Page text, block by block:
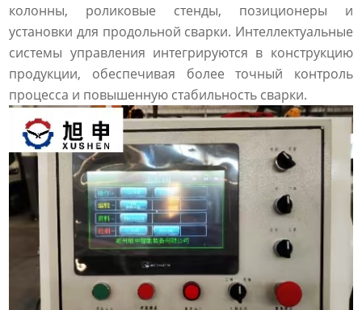
колонны, роликовые стенды, позиционеры и
установки для продольной сварки. Интеллектуальные
системы управления интегрируются в конструкцию
продукции, обеспечивая более точный контроль
процесса и повышенную стабильность сварки.